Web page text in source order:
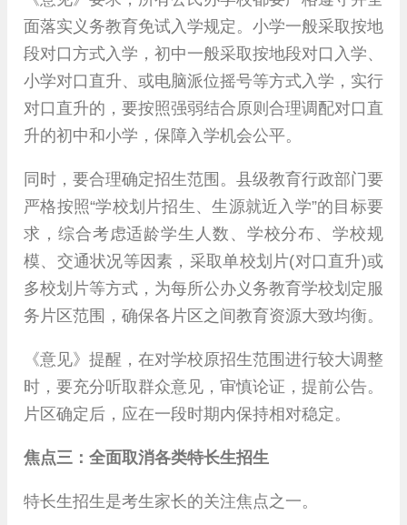
面落实义务教育免试入学规定。小学一般采取按地
段对口方式入学，初中一般采取按地段对口入学、
小学对口直升、或电脑派位摇号等方式入学，实行
对口直升的，要按照强弱结合原则合理调配对口直
升的初中和小学，保障入学机会公平。
同时，要合理确定招生范围。县级教育行政部门要
严格按照“学校划片招生、生源就近入学”的目标要
求，综合考虑适龄学生人数、学校分布、学校规
模、交通状况等因素，采取单校划片(对口直升)或
多校划片等方式，为每所公办义务教育学校划定服
务片区范围，确保各片区之间教育资源大致均衡。
《意见》提醒，在对学校原招生范围进行较大调整
时，要充分听取群众意见，审慎论证，提前公告。
片区确定后，应在一段时期内保持相对稳定。
焦点三：全面取消各类特长生招生
特长生招生是考生家长的关注焦点之一。